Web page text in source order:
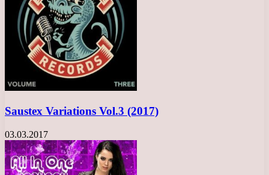
Saustex Variations Vol.3 (2017)
03.03.2017